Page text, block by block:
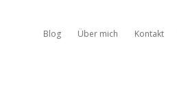
Blog Über mich Kontakt